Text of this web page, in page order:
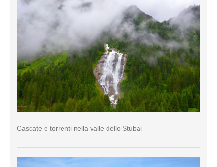
Cascate e torrenti nella valle dello Stubai